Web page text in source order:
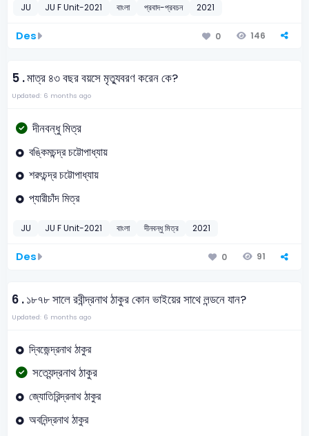
JU JU F Unit-2021 বাংলা প্রবাদ-প্রবচন 2021
Des 0 146
5 .মাত্র ৪৩ বছর বয়সে মৃত্যুবরণ করেন কে?
Updated: 6 months ago
দীনবন্ধু মিত্র
বঙ্কিমচন্দ্র চট্টোপাধ্যায়
শরৎচন্দ্র চট্টোপাধ্যায়
প্যারীচাঁদ মিত্র
JU JU F Unit-2021 বাংলা দীনবন্ধু মিত্র 2021
Des 0 91
6 .১৮৭৮ সালে রবীন্দ্রনাথ ঠাকুর কোন ভাইয়ের সাথে লন্ডনে যান?
Updated: 6 months ago
দ্বিজেন্দ্রনাথ ঠাকুর
সত্যেন্দ্রনাথ ঠাকুর
জ্যোতিরিন্দ্রনাথ ঠাকুর
অবনিন্দ্রনাথ ঠাকুর